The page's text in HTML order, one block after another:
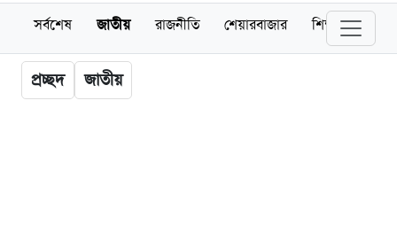
সর্বশেষ জাতীয় রাজনীতি শেয়ারবাজার শিক্ষা
প্রচ্ছদ জাতীয়